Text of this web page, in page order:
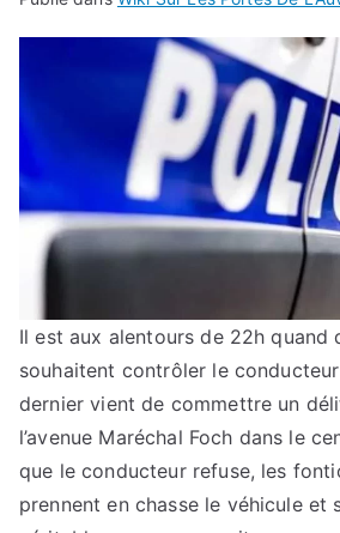
Il est aux alentours de 22h quand
souhaitent contrôler le conducteur
dernier vient de commettre un
l’avenue Maréchal Foch dans le
que le conducteur refuse, les
prennent en chasse le véhicule et